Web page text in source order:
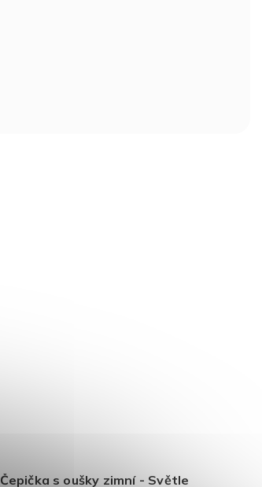
Čepička s oušky zimní - Světle